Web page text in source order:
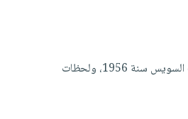
سأل حفيد عربي جده: من هو جمال عبد الناصر؟! دهش الجد من سؤال طفله، فهو الذي عاش مع جمال عبد الناصر لحظات الانتصار في حرب السويس سنة 1956، ولحظات